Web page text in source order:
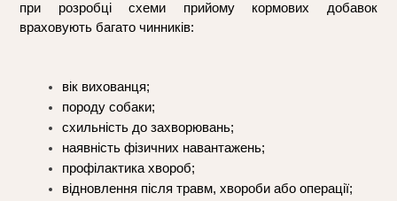
при розробці схеми прийому кормових добавок
враховують багато чинників:
вік вихованця;
породу собаки;
схильність до захворювань;
наявність фізичних навантажень;
профілактика хвороб;
відновлення після травм, хвороби або операції;